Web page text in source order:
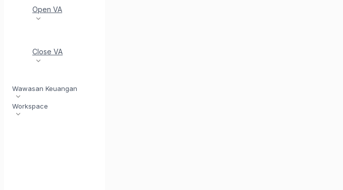
Open VA
Close VA
Wawasan Keuangan
Workspace